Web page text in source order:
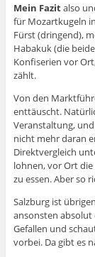
Mein Fazitalso
für Mozartkugeln
Fürst (dringend),
Habakuk (die
Konfiserien vor
zählt.
Von den
enttäuscht.
Veranstaltung,
nicht mehr daran
Direktvergleich
lohnen, vor Ort
zu essen. Aber so
Salzburg ist
ansonsten absolut
Gefallen und
vorbei. Da gibt es